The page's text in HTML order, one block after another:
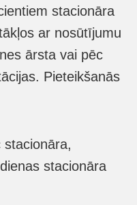
stacionāra
ar nosūtījumu
ārsta vai pēc
Pieteikšanās
stacionāra